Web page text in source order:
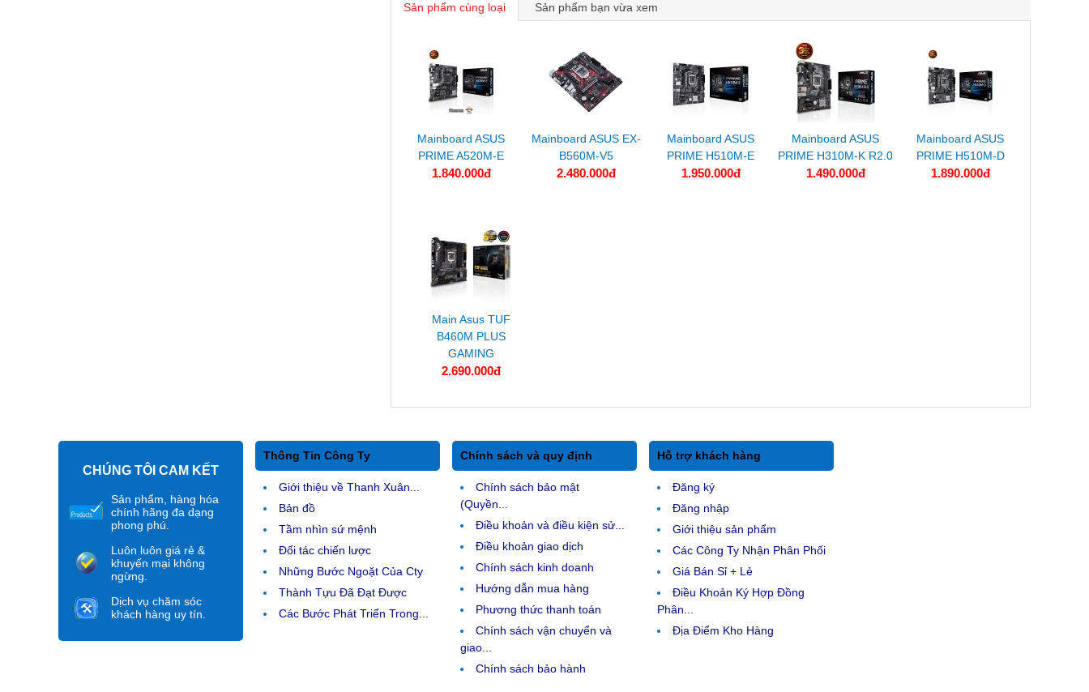
Sản phẩm cùng loại Sản phẩm bạn vừa xem
Mainboard ASUS
PRIME A520M-E
1.840.000đ
Mainboard ASUS EX-
B560M-V5
2.480.000đ
Mainboard ASUS
PRIME H510M-E
1.950.000đ
Mainboard ASUS
PRIME H310M-K R2.0
1.490.000đ
Mainboard ASUS
PRIME H510M-D
1.890.000đ
Main Asus TUF
B460M PLUS
GAMING
2.690.000đ
CHÚNG TÔI CAM KẾT
Sản phẩm, hàng hóa
chính hãng đa dạng
phong phú.
Luôn luôn giá rẻ &
khuyến mại không
ngừng.
Dịch vụ chăm sóc
khách hàng uy tín.
Thông Tin Công Ty
Giới thiệu về Thanh Xuân...
Bản đồ
Tầm nhìn sứ mệnh
Đối tác chiến lược
Những Bước Ngoặt Của Cty
Thành Tựu Đã Đạt Được
Các Bước Phát Triển Trong...
Chính sách và quy định
Chính sách bảo mật
(Quyền...
Điều khoản và điều kiện sử...
Điều khoản giao dịch
Chính sách kinh doanh
Hướng dẫn mua hàng
Phương thức thanh toán
Chính sách vận chuyển và
giao...
Chính sách bảo hành
Hỗ trợ khách hàng
Đăng ký
Đăng nhập
Giới thiệu sản phẩm
Các Công Ty Nhận Phân Phối
Giá Bán Sỉ + Lẻ
Điều Khoản Ký Hợp Đồng
Phân...
Địa Điểm Kho Hàng